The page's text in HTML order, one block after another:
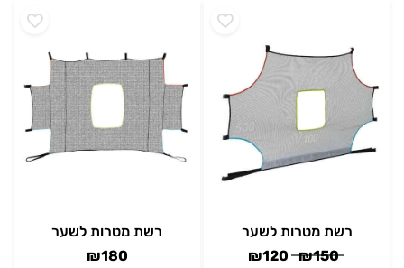
רשת מטרות לשער
₪150
₪120
רשת מטרות לשער
₪180